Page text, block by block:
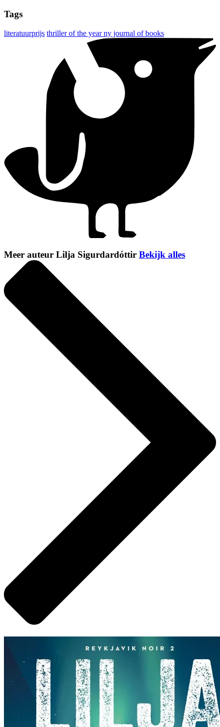
Tags
literatuurprijs thriller of the year ny journal of books
Meer auteur Lilja Sigurdardóttir Bekijk alles